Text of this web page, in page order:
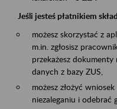
Jeśli jesteś płatnikiem
możesz skorzystać z
m.in. zgłosisz
przekażesz
danych z bazy ZUS,
możesz złożyć
niezaleganiu i odebrać